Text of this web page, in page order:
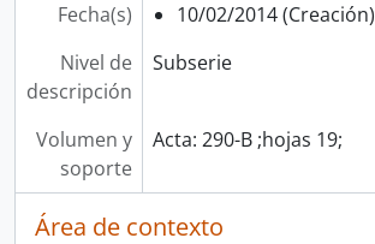
Fecha(s)
10/02/2014 (Creación)
Nivel de
descripción
Subserie
Volumen y
soporte
Acta: 290-B ;hojas 19;
Área de contexto